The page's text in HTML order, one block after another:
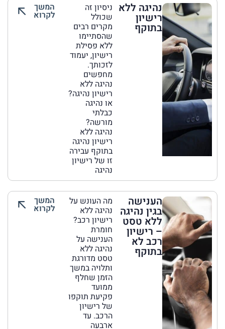
נהיגה ללא
רישיון
בתוקף
ניסיון זה
שכולל
מקרים רבים
שהסתיימו
ללא פסילת
רישיון, יעמוד
לזכותך.
מחפשים
נהיגה ללא
רישיון נהיגה?
או נהיגה
כבלתי
מורשה?
נהיגה ללא
רישיון נהיגה
בתוקף עבירה
זו של רישיון
נהיגה
המשך
לקרוא
הענישה
בגין נהיגה
ללא טסט
– רישיון
רכב לא
בתוקף
מה העונש על
נהיגה ללא
רישיון רכב?
חומרת
הענישה על
נהיגה ללא
טסט מדורגת
ותלויה במשך
הזמן שחלף
ממועד
פקיעת תוקפו
של רישיון
הרכב. עד
ארבעה
המשך
לקרוא